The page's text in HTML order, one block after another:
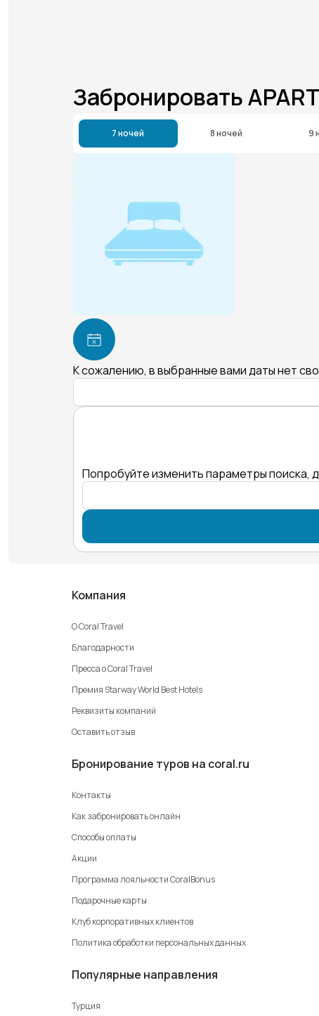
Забронировать
7 ночей 8 ночей 9
К сожалению, в выбранные вами даты нет
Попробуйте изменить параметры поиска,
Компания
О Coral Travel
Благодарности
Пресса о Coral Travel
Премия Starway World Best Hotels
Реквизиты компаний
Оставить отзыв
Бронирование туров на coral.ru
Контакты
Как забронировать онлайн
Способы оплаты
Акции
Программа лояльности CoralBonus
Подарочные карты
Клуб корпоративных клиентов
Политика обработки персональных данных
Популярные направления
Турция